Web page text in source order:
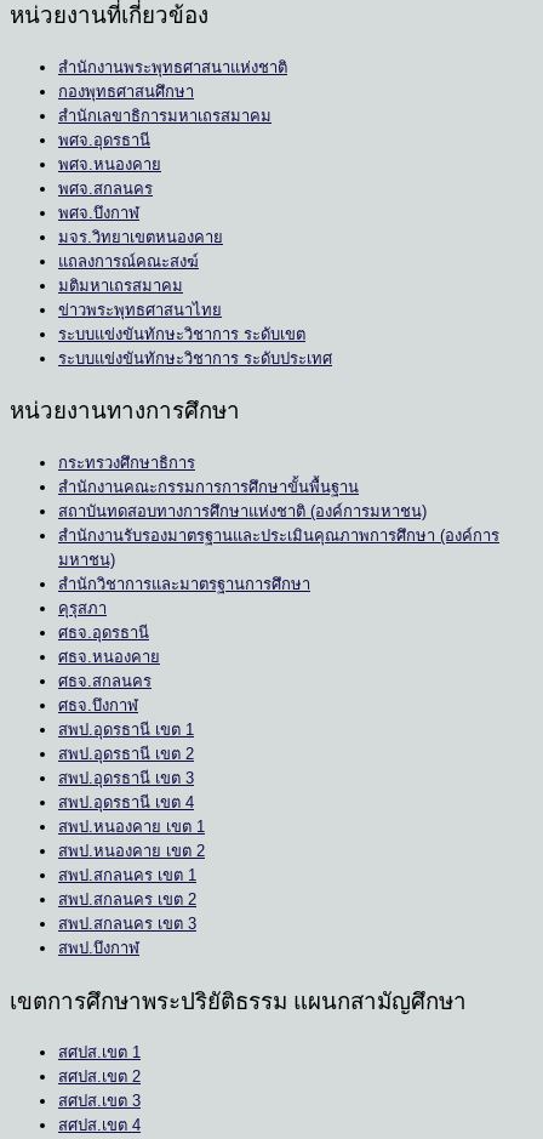
หน่วยงานที่เกี่ยวข้อง
สำนักงานพระพุทธศาสนาแห่งชาติ
กองพุทธศาสนศึกษา
สำนักเลขาธิการมหาเถรสมาคม
พศจ.อุดรธานี
พศจ.หนองคาย
พศจ.สกลนคร
พศจ.บึงกาฬ
มจร.วิทยาเขตหนองคาย
แถลงการณ์คณะสงฆ์
มติมหาเถรสมาคม
ข่าวพระพุทธศาสนาไทย
ระบบแข่งขันทักษะวิชาการ ระดับเขต
ระบบแข่งขันทักษะวิชาการ ระดับประเทศ
หน่วยงานทางการศึกษา
กระทรวงศึกษาธิการ
สำนักงานคณะกรรมการการศึกษาขั้นพื้นฐาน
สถาบันทดสอบทางการศึกษาแห่งชาติ (องค์การมหาชน)
สำนักงานรับรองมาตรฐานและประเมินคุณภาพการศึกษา (องค์การ
มหาชน)
สำนักวิชาการและมาตรฐานการศึกษา
คุรุสภา
ศธจ.อุดรธานี
ศธจ.หนองคาย
ศธจ.สกลนคร
ศธจ.บึงกาฬ
สพป.อุดรธานี เขต 1
สพป.อุดรธานี เขต 2
สพป.อุดรธานี เขต 3
สพป.อุดรธานี เขต 4
สพป.หนองคาย เขต 1
สพป.หนองคาย เขต 2
สพป.สกลนคร เขต 1
สพป.สกลนคร เขต 2
สพป.สกลนคร เขต 3
สพป.บึงกาฬ
เขตการศึกษาพระปริยัติธรรม แผนกสามัญศึกษา
สศปส.เขต 1
สศปส.เขต 2
สศปส.เขต 3
สศปส.เขต 4